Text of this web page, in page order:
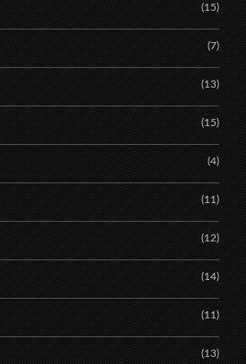
(15)
(7)
(13)
(15)
(4)
(11)
(12)
(14)
(11)
(13)